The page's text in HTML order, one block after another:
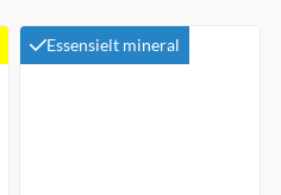
Essensielt mineral